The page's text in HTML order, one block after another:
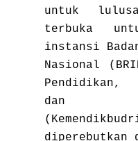
untuk
terbuka
instansi
Nasional
Pendidikan,
dan